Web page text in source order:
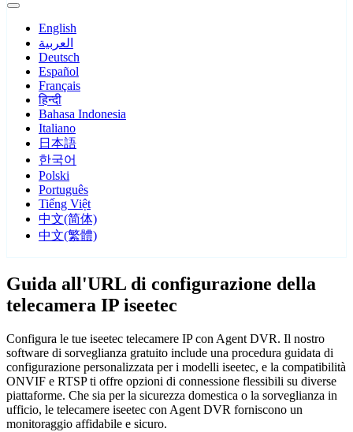
English
العربية
Deutsch
Español
Français
हिन्दी
Bahasa Indonesia
Italiano
日本語
한국어
Polski
Português
Tiếng Việt
中文(简体)
中文(繁體)
Guida all'URL di configurazione della
telecamera IP iseetec
Configura le tue iseetec telecamere IP con Agent DVR. Il nostro
software di sorveglianza gratuito include una procedura guidata di
configurazione personalizzata per i modelli iseetec, e la compatibilità
ONVIF e RTSP ti offre opzioni di connessione flessibili su diverse
piattaforme. Che sia per la sicurezza domestica o la sorveglianza in
ufficio, le telecamere iseetec con Agent DVR forniscono un
monitoraggio affidabile e sicuro.